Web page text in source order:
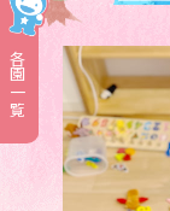
各園一覧